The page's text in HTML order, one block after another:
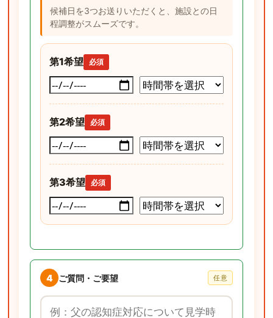
候補日を3つお送りいただくと、施設との日
程調整がスムーズです。
第1希望 必須
第2希望 必須
第3希望 必須
4 ご質問・ご要望 任意
ご質問・ご要望